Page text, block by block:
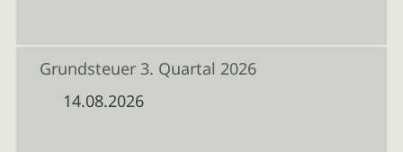
Grundsteuer 3. Quartal 2026
14.08.2026